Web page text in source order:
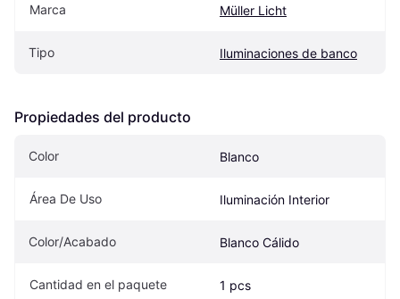
Marca Müller Licht
Tipo Iluminaciones de banco
Propiedades del producto
Color Blanco
Área De Uso Iluminación Interior
Color/Acabado Blanco Cálido
Cantidad en el paquete 1 pcs